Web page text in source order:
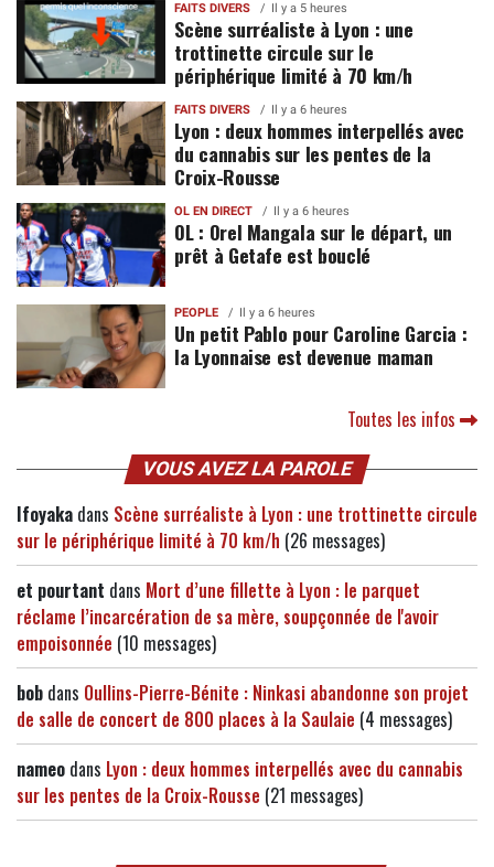
FAITS DIVERS Il y a 5 heures
Scène surréaliste à Lyon : une
trottinette circule sur le
périphérique limité à 70 km/h
FAITS DIVERS Il y a 6 heures
Lyon : deux hommes interpellés avec
du cannabis sur les pentes de la
Croix-Rousse
OL EN DIRECT Il y a 6 heures
OL : Orel Mangala sur le départ, un
prêt à Getafe est bouclé
PEOPLE Il y a 6 heures
Un petit Pablo pour Caroline Garcia :
la Lyonnaise est devenue maman
Toutes les infos
VOUS AVEZ LA PAROLE
Ifoyaka dans Scène surréaliste à Lyon : une trottinette circule
sur le périphérique limité à 70 km/h (26 messages)
et pourtant dans Mort d’une fillette à Lyon : le parquet
réclame l’incarcération de sa mère, soupçonnée de l'avoir
empoisonnée (10 messages)
bob dans Oullins-Pierre-Bénite : Ninkasi abandonne son projet
de salle de concert de 800 places à la Saulaie (4 messages)
nameo dans Lyon : deux hommes interpellés avec du cannabis
sur les pentes de la Croix-Rousse (21 messages)